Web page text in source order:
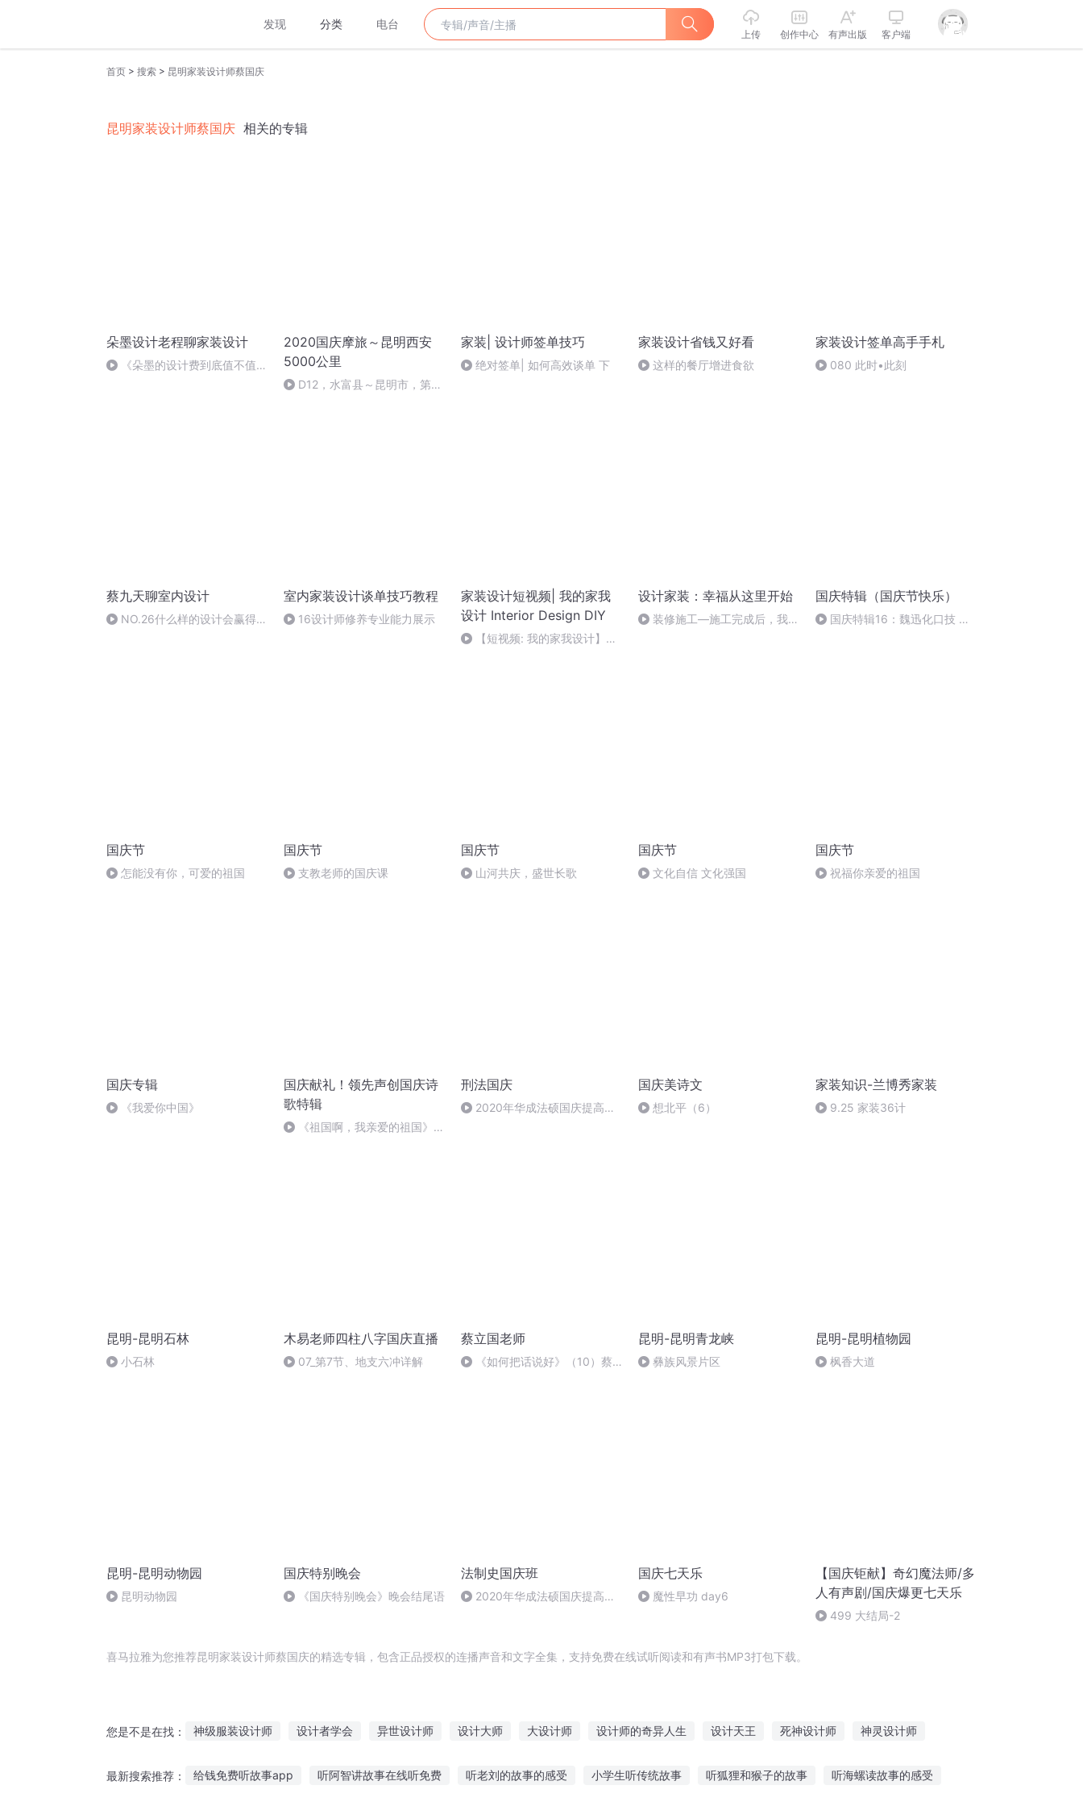
发现 分类 电台
上传 创作中心 有声出版 客户端
首页 > 搜索 > 昆明家装设计师蔡国庆
昆明家装设计师蔡国庆 相关的专辑
朵墨设计老程聊家装设计
《朵墨的设计费到底值不值，
2020国庆摩旅～昆明西安
5000公里
D12，水富县～昆明市，第一
家装| 设计师签单技巧
绝对签单| 如何高效谈单 下
家装设计省钱又好看
这样的餐厅增进食欲
家装设计签单高手手札
080 此时•此刻
蔡九天聊室内设计
NO.26什么样的设计会赢得女
室内家装设计谈单技巧教程
16设计师修养专业能力展示
家装设计短视频| 我的家我
设计 Interior Design DIY
【短视频: 我的家我设计】农
设计家装：幸福从这里开始
装修施工—施工完成后，我们
国庆特辑（国庆节快乐）
国庆特辑16：魏迅化口技 二
国庆节
怎能没有你，可爱的祖国
国庆节
支教老师的国庆课
国庆节
山河共庆，盛世长歌
国庆节
文化自信 文化强国
国庆节
祝福你亲爱的祖国
国庆专辑
《我爱你中国》
国庆献礼！领先声创国庆诗
歌特辑
《祖国啊，我亲爱的祖国》温
刑法国庆
2020年华成法硕国庆提高班
国庆美诗文
想北平（6）
家装知识-兰博秀家装
9.25 家装36计
昆明-昆明石林
小石林
木易老师四柱八字国庆直播
07_第7节、地支六冲详解
蔡立国老师
《如何把话说好》（10）蔡
昆明-昆明青龙峡
彝族风景片区
昆明-昆明植物园
枫香大道
昆明-昆明动物园
昆明动物园
国庆特别晚会
《国庆特别晚会》晚会结尾语
法制史国庆班
2020年华成法硕国庆提高班
国庆七天乐
魔性早功 day6
【国庆钜献】奇幻魔法师/多
人有声剧/国庆爆更七天乐
499 大结局-2
喜马拉雅为您推荐昆明家装设计师蔡国庆的精选专辑，包含正品授权的连播声音和文字全集，支持免费在线试听阅读和有声书MP3打包下载。
您是不是在找： 神级服装设计师 设计者学会 异世设计师 设计大师 大设计师 设计师的奇异人生 设计天王 死神设计师 神灵设计师
最新搜索推荐： 给钱免费听故事app 听阿智讲故事在线听免费 听老刘的故事的感受 小学生听传统故事 听狐狸和猴子的故事 听海螺读故事的感受